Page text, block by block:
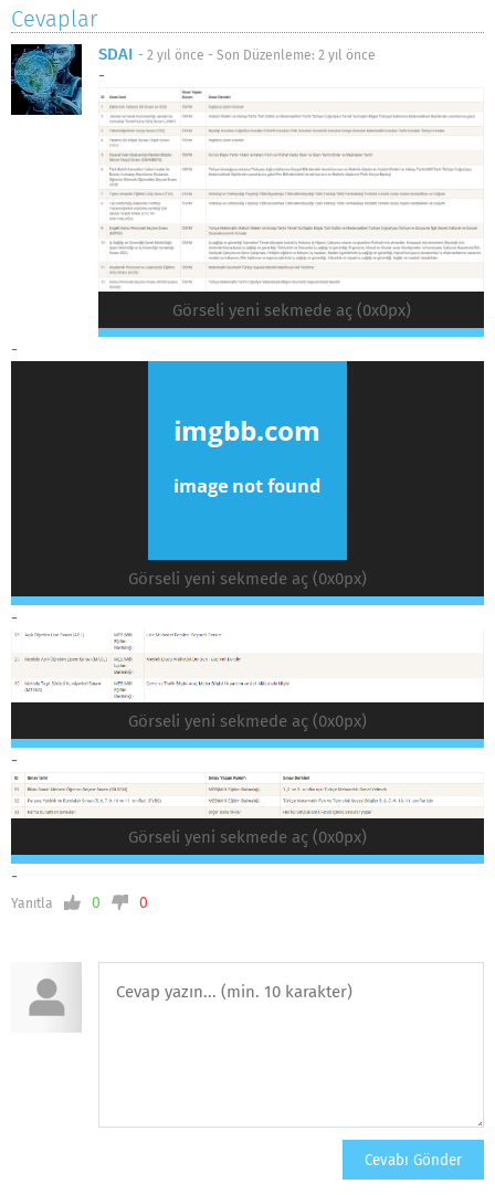
Cevaplar
SDAI - 2 yıl önce - Son Düzenleme: 2 yıl önce
-
Görseli yeni sekmede aç (0x0px)
-
Görseli yeni sekmede aç (0x0px)
-
Görseli yeni sekmede aç (0x0px)
-
Görseli yeni sekmede aç (0x0px)
-
Yanıtla 0 0